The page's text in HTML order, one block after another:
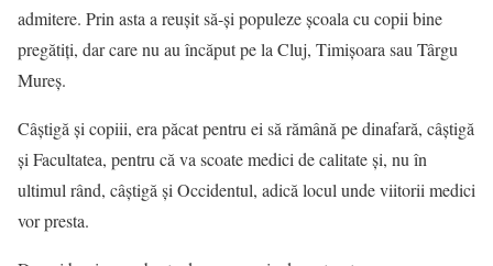
admitere. Prin asta a reuşit să-şi populeze şcoala cu copii bine
pregătiţi, dar care nu au încăput pe la Cluj, Timişoara sau Târgu
Mureş.
Câştigă şi copiii, era păcat pentru ei să rămână pe dinafară, câştigă
şi Facultatea, pentru că va scoate medici de calitate şi, nu în
ultimul rând, câştigă şi Occidentul, adică locul unde viitorii medici
vor presta.